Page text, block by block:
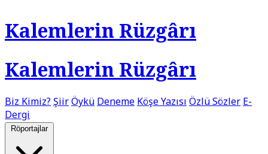
Kalemlerin Rüzgârı
Kalemlerin Rüzgârı
Biz Kimiz? ŞiirÖykü Deneme Köşe Yazısı Özlü Sözler E-
Dergi
Röportajlar